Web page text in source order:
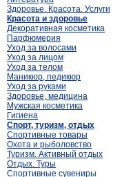
Здоровье. Красота. Услуги
Красота и здоровье
Декоративная косметика
Парфюмерия
Уход за волосами
Уход за лицом
Уход за телом
Маникюр, педикюр
Уход за руками
Здоровье, медицина
Мужская косметика
Гигиена
Спорт, туризм, отдых
Спортивные товары
Охота и рыболовство
Туризм. Активный отдых
Отдых. Туры
Спортивные сувениры